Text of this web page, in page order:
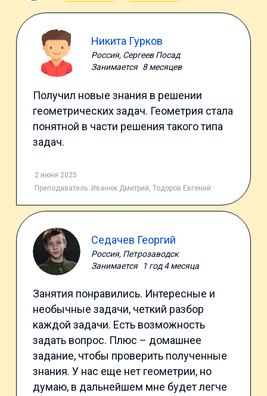
Никита Гурков
Россия, Сергеев Посад
Занимается 8 месяцев
Получил новые знания в решении
геометрических задач. Геометрия стала
понятной в части решения такого типа
задач.
2 июня 2025
Преподаватель: Иванюк Дмитрий, Тодоров Евгений
Седачев Георгий
Россия, Петрозаводск
Занимается
1 год 4 месяца
Занятия понравились. Интересные и
необычные задачи, четкий разбор
каждой задачи. Есть возможность
задать вопрос. Плюс – домашнее
задание, чтобы проверить полученные
знания. У нас еще нет геометрии, но
думаю, в дальнейшем мне будет легче